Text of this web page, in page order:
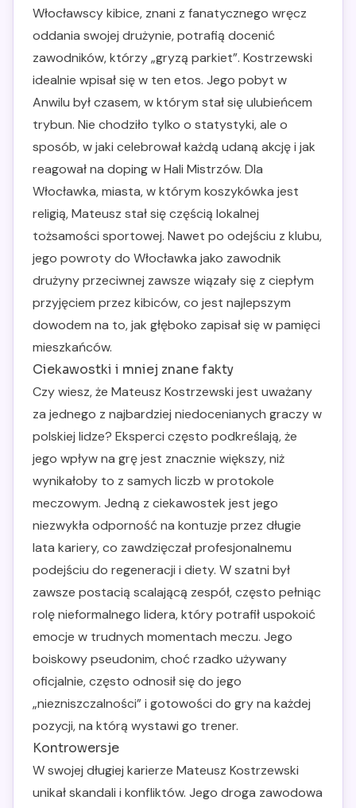
Włocławscy kibice, znani z fanatycznego wręcz
oddania swojej drużynie, potrafią docenić
zawodników, którzy „gryzą parkiet”. Kostrzewski
idealnie wpisał się w ten etos. Jego pobyt w
Anwilu był czasem, w którym stał się ulubieńcem
trybun. Nie chodziło tylko o statystyki, ale o
sposób, w jaki celebrował każdą udaną akcję i jak
reagował na doping w Hali Mistrzów. Dla
Włocławka, miasta, w którym koszykówka jest
religią, Mateusz stał się częścią lokalnej
tożsamości sportowej. Nawet po odejściu z klubu,
jego powroty do Włocławka jako zawodnik
drużyny przeciwnej zawsze wiązały się z ciepłym
przyjęciem przez kibiców, co jest najlepszym
dowodem na to, jak głęboko zapisał się w pamięci
mieszkańców.
Ciekawostki i mniej znane fakty
Czy wiesz, że Mateusz Kostrzewski jest uważany
za jednego z najbardziej niedocenianych graczy w
polskiej lidze? Eksperci często podkreślają, że
jego wpływ na grę jest znacznie większy, niż
wynikałoby to z samych liczb w protokole
meczowym. Jedną z ciekawostek jest jego
niezwykła odporność na kontuzje przez długie
lata kariery, co zawdzięczał profesjonalnemu
podejściu do regeneracji i diety. W szatni był
zawsze postacią scalającą zespół, często pełniąc
rolę nieformalnego lidera, który potrafił uspokoić
emocje w trudnych momentach meczu. Jego
boiskowy pseudonim, choć rzadko używany
oficjalnie, często odnosił się do jego
„niezniszczalności” i gotowości do gry na każdej
pozycji, na którą wystawi go trener.
Kontrowersje
W swojej długiej karierze Mateusz Kostrzewski
unikał skandali i konfliktów. Jego droga zawodowa